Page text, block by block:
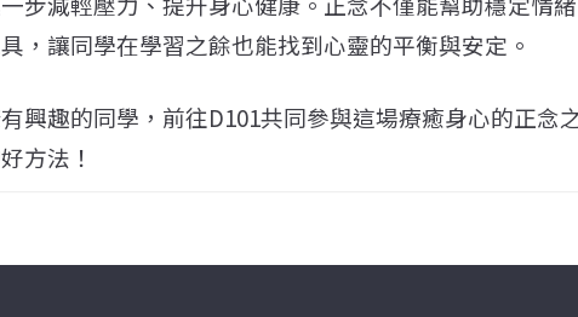
，讓同學在學習之餘也能找到心靈的平衡與安定。
興趣的同學，前往D101共同參與這場療癒身心的正念之
方法！